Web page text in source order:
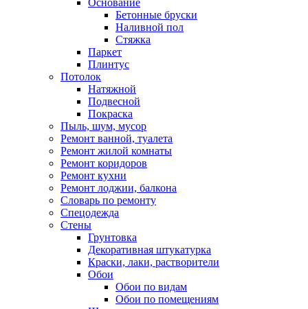
Основание
Бетонные бруски
Наливной пол
Стяжка
Паркет
Плинтус
Потолок
Натяжной
Подвесной
Покраска
Пыль, шум, мусор
Ремонт ванной, туалета
Ремонт жилой комнаты
Ремонт коридоров
Ремонт кухни
Ремонт лоджии, балкона
Словарь по ремонту
Спецодежда
Стены
Грунтовка
Декоративная штукатурка
Краски, лаки, растворители
Обои
Обои по видам
Обои по помещениям